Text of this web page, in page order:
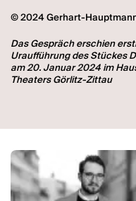
© 2024 Gerhart-
Das Gespräch erschien
Uraufführung des Stückes
am 20. Januar 2024 im
Theaters Görlitz-Zittau